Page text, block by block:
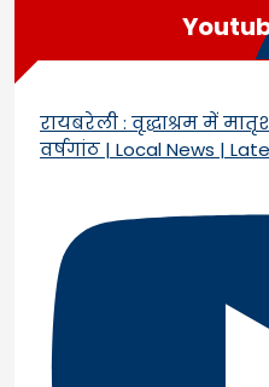
रायबरेली : वृद्धाश्रम में
वर्षगांठ | Local News |